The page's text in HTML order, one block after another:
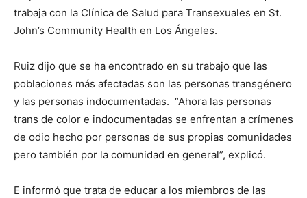
trabaja con la Clínica de Salud para Transexuales en St.
John’s Community Health en Los Ángeles.
Ruiz dijo que se ha encontrado en su trabajo que las
poblaciones más afectadas son las personas transgénero
y las personas indocumentadas. “Ahora las personas
trans de color e indocumentadas se enfrentan a crímenes
de odio hecho por personas de sus propias comunidades
pero también por la comunidad en general”, explicó.
E informó que trata de educar a los miembros de las